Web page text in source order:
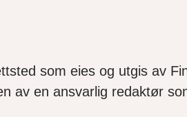
som eies og utgis av
av en ansvarlig redaktør